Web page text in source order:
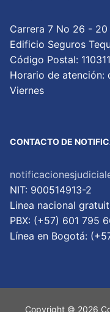
Carrera 7 No 26 -
Edificio Seguros
Código Postal: 110311
Horario de atención:
Viernes
CONTACTO DE
NIT: 900514913-2
Linea nacional
PBX: (+57) 601 795
Lí­nea en Bogotá:
Copyright © 2026